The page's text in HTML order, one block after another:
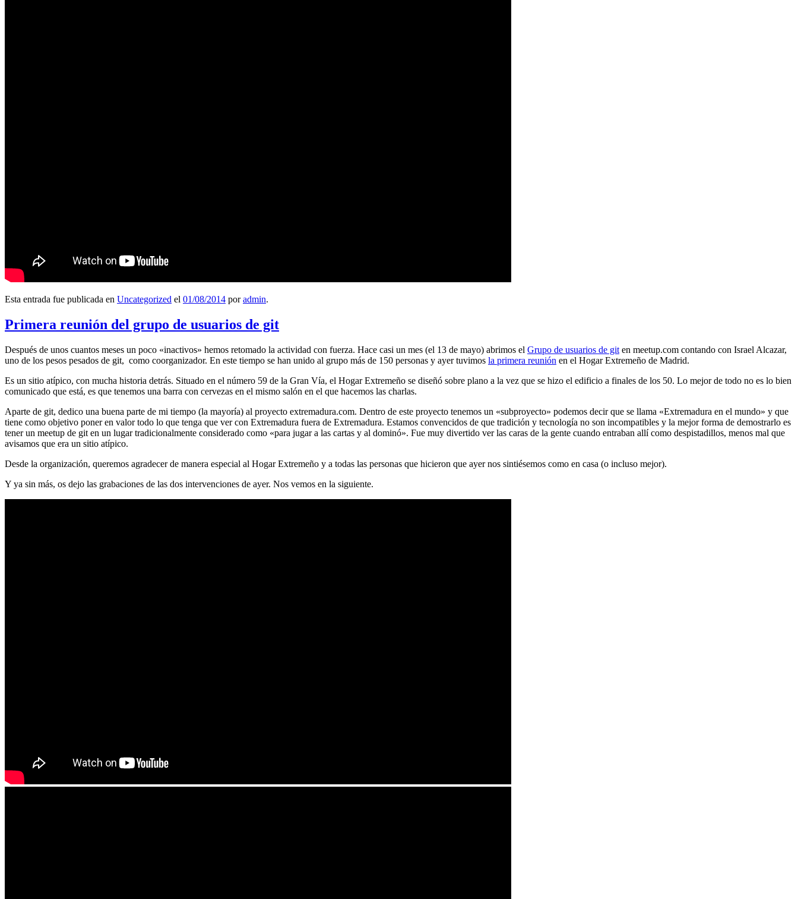
Esta entrada fue publicada en Uncategorized el 01/08/2014 poradmin.
Primera reunión del grupo de usuarios de git
Después de unos cuantos meses un poco «inactivos» hemos retomado la actividad con fuerza. Hace casi un mes (el 13 de mayo) abrimos el Grupo de usuarios de git en meetup.com contando con Israel Alcazar,
uno de los pesos pesados de git, como coorganizador. En este tiempo se han unido al grupo más de 150 personas y ayer tuvimos la primera reunión en el Hogar Extremeño de Madrid.
Es un sitio atípico, con mucha historia detrás. Situado en el número 59 de la Gran Vía, el Hogar Extremeño se diseñó sobre plano a la vez que se hizo el edificio a finales de los 50. Lo mejor de todo no es lo bien
comunicado que está, es que tenemos una barra con cervezas en el mismo salón en el que hacemos las charlas.
Aparte de git, dedico una buena parte de mi tiempo (la mayoría) al proyecto extremadura.com. Dentro de este proyecto tenemos un «subproyecto» podemos decir que se llama «Extremadura en el mundo» y que
tiene como objetivo poner en valor todo lo que tenga que ver con Extremadura fuera de Extremadura. Estamos convencidos de que tradición y tecnología no son incompatibles y la mejor forma de demostrarlo es
tener un meetup de git en un lugar tradicionalmente considerado como «para jugar a las cartas y al dominó». Fue muy divertido ver las caras de la gente cuando entraban allí como despistadillos, menos mal que
avisamos que era un sitio atípico.
Desde la organización, queremos agradecer de manera especial al Hogar Extremeño y a todas las personas que hicieron que ayer nos sintiésemos como en casa (o incluso mejor).
Y ya sin más, os dejo las grabaciones de las dos intervenciones de ayer. Nos vemos en la siguiente.